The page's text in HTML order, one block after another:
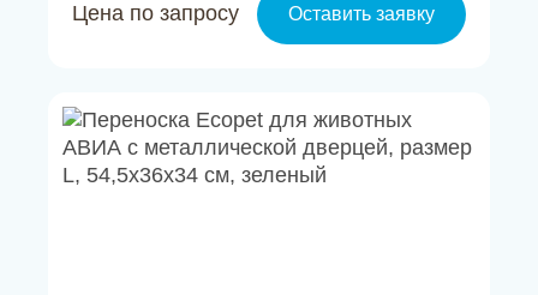
Цена по запросу Оставить заявку